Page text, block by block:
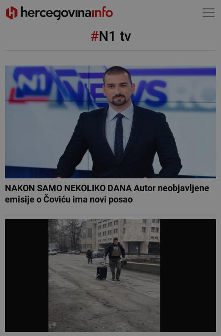
#N1 tv
NAKON SAMO NEKOLIKO DANA Autor neobjavljene
emisije o Čoviću ima novi posao